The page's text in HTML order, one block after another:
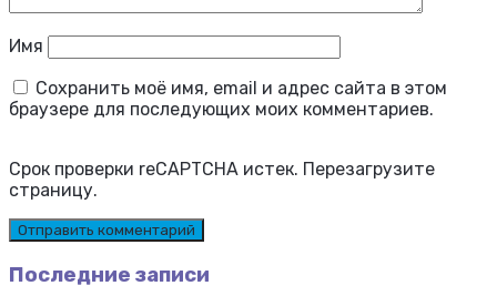
Имя
Сохранить моё имя, email и адрес сайта в этом
браузере для последующих моих комментариев.
Срок проверки reCAPTCHA истек. Перезагрузите
страницу.
Последние записи